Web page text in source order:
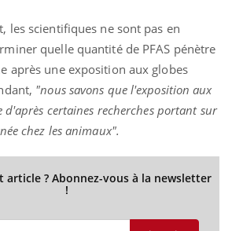
les scientifiques ne sont pas en
quelle quantité de PFAS pénètre
après une exposition aux globes
"nous savons que l'exposition aux
d'après certaines recherches portant sur
chez les animaux".
article ? Abonnez-vous à la newsletter
!